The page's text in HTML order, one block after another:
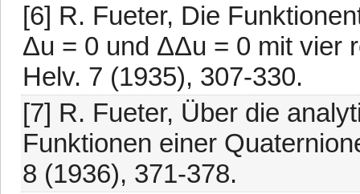
[6] R. Fueter, Die
Δu = 0 und ΔΔu = 0 mit vier
Helv. 7 (1935), 307-330.
[7] R. Fueter, Über die
Funktionen einer
8 (1936), 371-378.